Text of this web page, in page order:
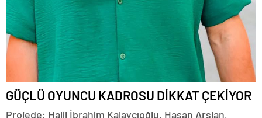
GÜÇLÜ OYUNCU KADROSU DİKKAT ÇEKİYOR
Projede; Halil İbrahim Kalaycıoğlu, Hasan Arslan,